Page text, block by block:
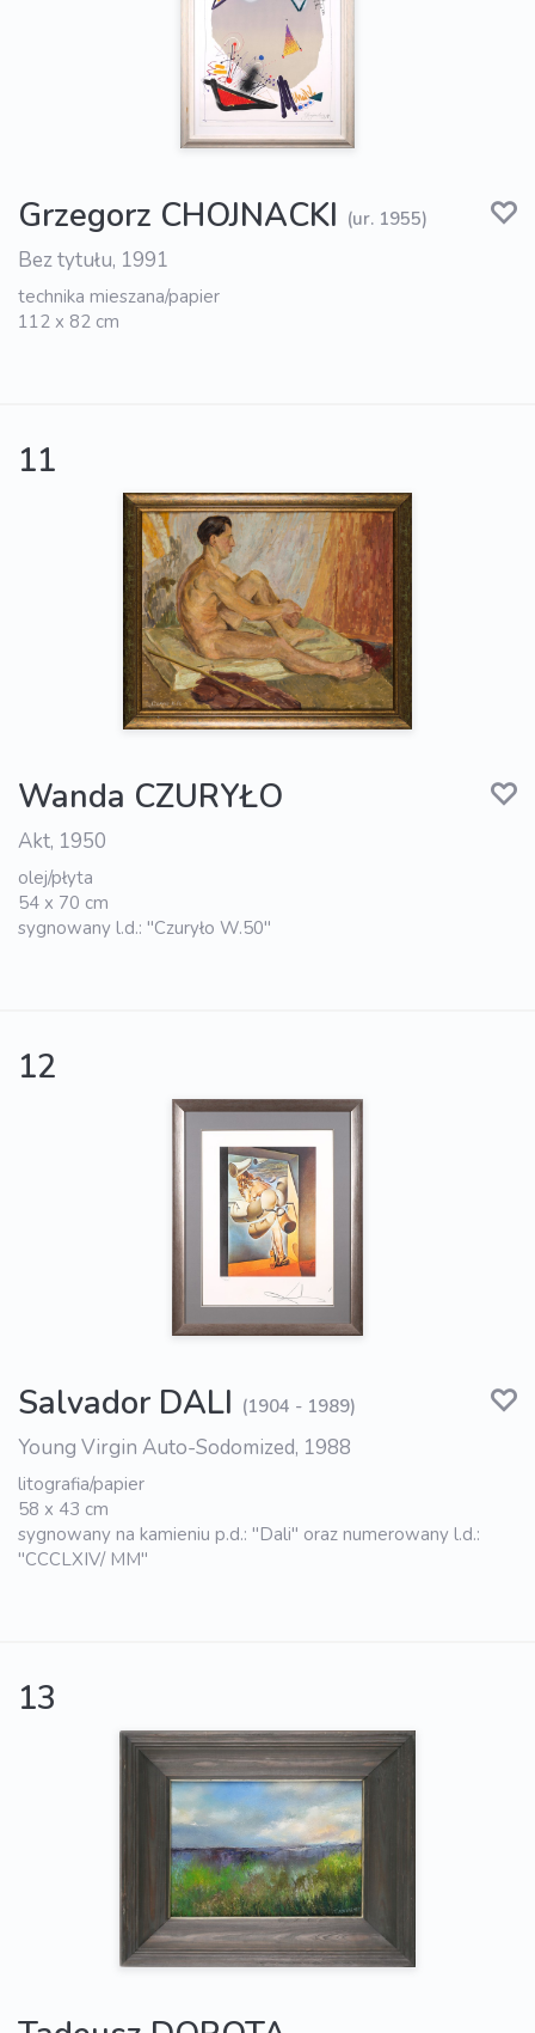
Grzegorz CHOJNACKI (ur. 1955)
Bez tytułu, 1991
technika mieszana/papier
112 x 82 cm
11
Wanda CZURYŁO
Akt, 1950
olej/płyta
54 x 70 cm
sygnowany l.d.: "Czuryło W.50"
12
Salvador DALI (1904 - 1989)
Young Virgin Auto-Sodomized, 1988
litografia/papier
58 x 43 cm
sygnowany na kamieniu p.d.: "Dali" oraz numerowany l.d.:
"CCCLXIV/ MM"
13